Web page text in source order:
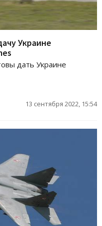
Украине
дать Украине
13 сентября 2022, 15:54